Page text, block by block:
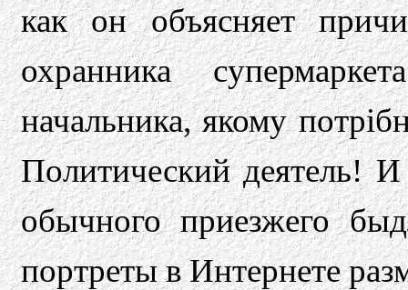
как он объясняет
охранника
начальника, якому
Политический деятель! И
обычного приезжего
портреты в Интернете